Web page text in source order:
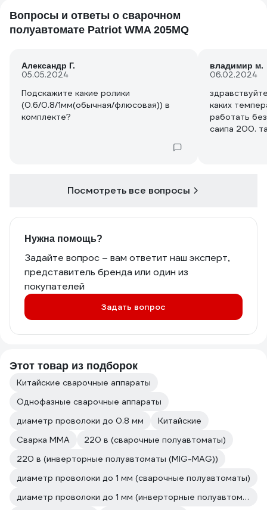
Вопросы и ответы о сварочном
полуавтомате Patriot WMA 205MQ
Александр Г.
05.05.2024
Подскажите какие ролики
(0.6/0.8/1мм(обычная/флюсовая)) в
комплекте?
владимир м.
06.02.2024
каких
работать
саипа 200.
Посмотреть все вопросы
Нужна помощь?
Задайте вопрос – вам ответит наш эксперт,
представитель бренда или один из
покупателей
Задать вопрос
Этот товар из подборок
Китайские сварочные аппараты
Однофазные сварочные аппараты
диаметр проволоки до 0.8 мм
Китайские
Сварка ММА
220 в (сварочные полуавтоматы)
220 в (инверторные полуавтоматы (MIG-MAG))
диаметр проволоки до 1 мм (сварочные полуавтоматы)
диаметр проволоки до 1 мм (инверторные полуавтоматы (MIG-MAG))